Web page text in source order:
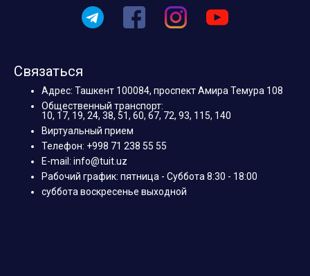
Связаться
Адрес: Ташкент 100084, проспект Амира Темура 108
Общественный транспорт:
10, 17, 19, 24, 38, 51, 60, 67, 72, 93, 115, 140
Виртуальный прием
Телефон: +998 71 238 55 55
E-mail: info@tuit.uz
Рабочий график: пятница - Суббота 8:30 - 18:00
суббота воскресенье выходной